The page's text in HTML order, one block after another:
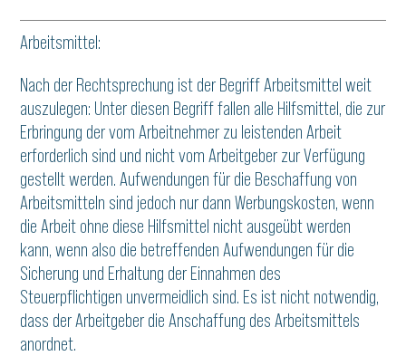
Arbeitsmittel:
Nach der Rechtsprechung ist der Begriff Arbeitsmittel weit
auszulegen: Unter diesen Begriff fallen alle Hilfsmittel, die zur
Erbringung der vom Arbeitnehmer zu leistenden Arbeit
erforderlich sind und nicht vom Arbeitgeber zur Verfügung
gestellt werden. Aufwendungen für die Beschaffung von
Arbeitsmitteln sind jedoch nur dann Werbungskosten, wenn
die Arbeit ohne diese Hilfsmittel nicht ausgeübt werden
kann, wenn also die betreffenden Aufwendungen für die
Sicherung und Erhaltung der Einnahmen des
Steuerpflichtigen unvermeidlich sind. Es ist nicht notwendig,
dass der Arbeitgeber die Anschaffung des Arbeitsmittels
anordnet.